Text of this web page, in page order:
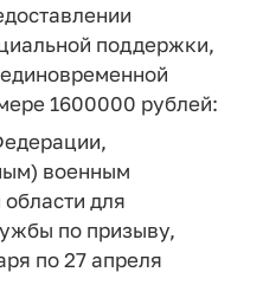
поддержки,
1600000 рублей:
военным
для
по призыву,
по 27 апреля